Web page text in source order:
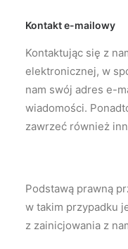
Kontakt e-mailowy
Kontaktując się z
elektronicznej, w
nam swój adres e-
wiadomości.
zawrzeć również
Podstawą prawną
w takim przypadku
z zainicjowania z